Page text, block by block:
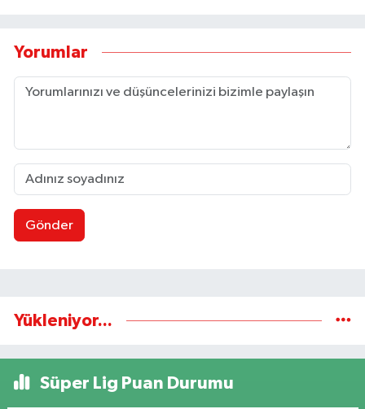
Yorumlar
Gönder
Yükleniyor...
Süper Lig Puan Durumu